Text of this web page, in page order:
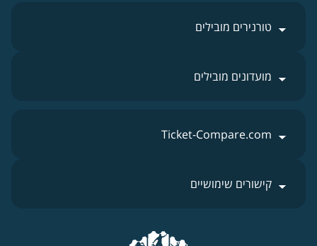
טורנירים מובילים
מועדונים מובילים
Ticket-Compare.com
קישורים שימושיים